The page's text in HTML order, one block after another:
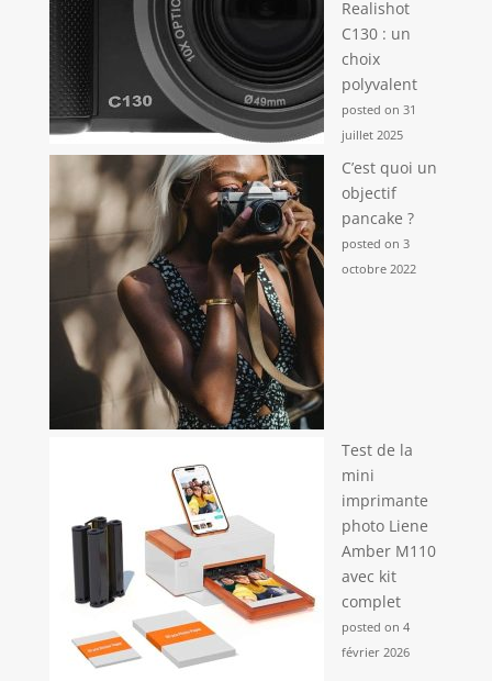
Realishot
C130 : un
choix
polyvalent
posted on 31
juillet 2025
C’est quoi un
objectif
pancake ?
posted on 3
octobre 2022
Test de la
mini
imprimante
photo Liene
Amber M110
avec kit
complet
posted on 4
février 2026